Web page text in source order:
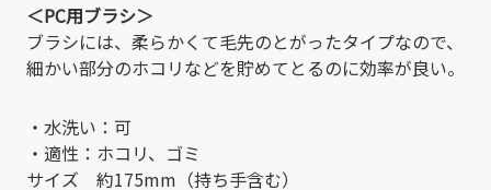
＜PC用ブラシ＞
ブラシには、柔らかくて毛先のとがったタイプなので、
細かい部分のホコリなどを貯めてとるのに効率が良い。
・水洗い：可
・適性：ホコリ、ゴミ
サイズ 約175mm（持ち手含む）